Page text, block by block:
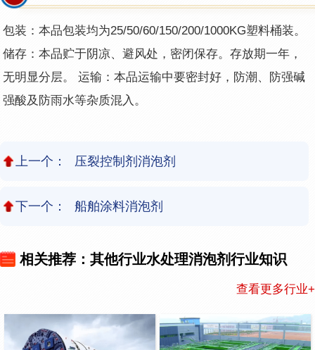
包装：本品包装均为25/50/60/150/200/1000KG塑料桶装。
储存：本品贮于阴凉、避风处，密闭保存。存放期一年，
无明显分层。 运输：本品运输中要密封好，防潮、防强碱
强酸及防雨水等杂质混入。
上一个： 压裂控制剂消泡剂
下一个： 船舶涂料消泡剂
相关推荐：其他行业水处理消泡剂行业知识
查看更多行业+